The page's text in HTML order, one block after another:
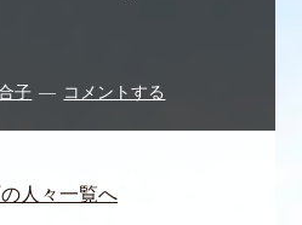
子 コメントする
人々一覧へ